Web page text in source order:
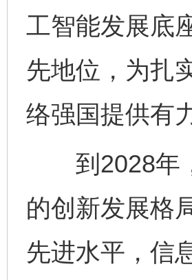
工智能发展底
先地位，为扎
络强国提供有
到2028年，
的创新发展格
先进水平，信